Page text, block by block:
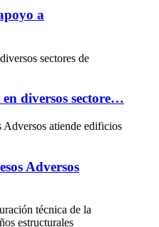
a
diversos sectore…
Adversos